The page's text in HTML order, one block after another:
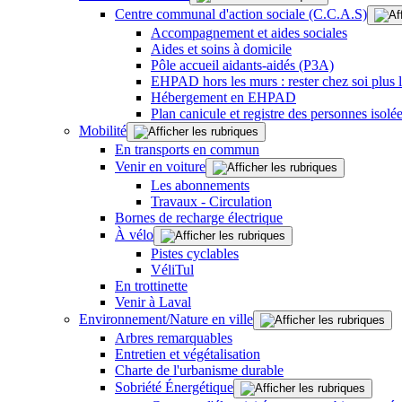
Centre communal d'action sociale (C.C.A.S)
Accompagnement et aides sociales
Aides et soins à domicile
Pôle accueil aidants-aidés (P3A)
EHPAD hors les murs : rester chez soi plus
Hébergement en EHPAD
Plan canicule et registre des personnes
Mobilité
En transports en commun
Venir en voiture
Les abonnements
Travaux - Circulation
Bornes de recharge électrique
À vélo
Pistes cyclables
VéliTul
En trottinette
Venir à Laval
Environnement/Nature en ville
Arbres remarquables
Entretien et végétalisation
Charte de l'urbanisme durable
Sobriété Énergétique